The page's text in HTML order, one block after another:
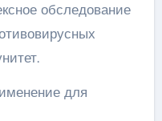
обследование